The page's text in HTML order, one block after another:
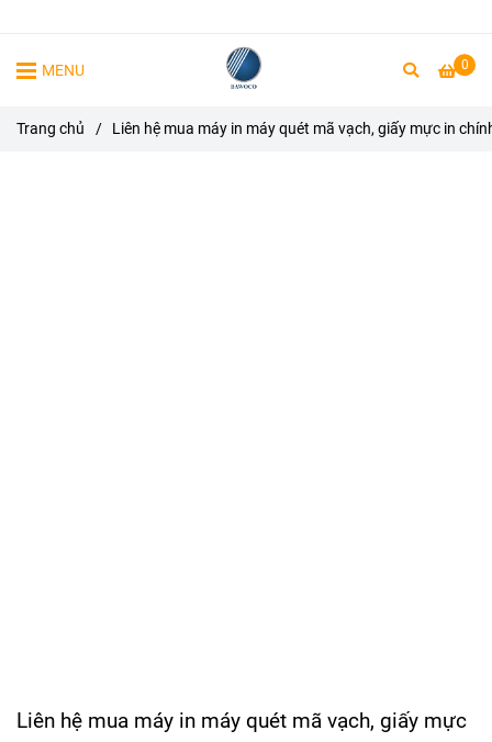
0
MENU
Trang chủ / Liên hệ mua máy in máy quét mã vạch, giấy mực in
Liên hệ mua máy in máy quét mã vạch, giấy mực